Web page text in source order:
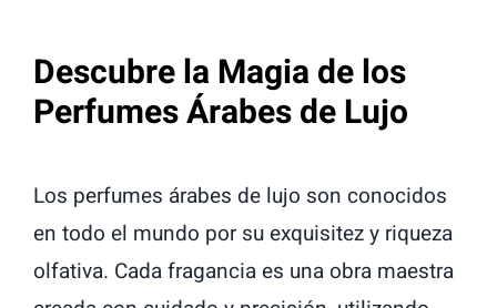
Descubre la Magia de los
Perfumes Árabes de Lujo
Los perfumes árabes de lujo son conocidos
en todo el mundo por su exquisitez y riqueza
olfativa. Cada fragancia es una obra maestra